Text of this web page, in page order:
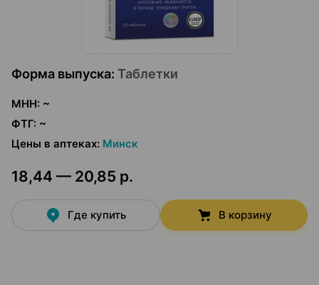
Форма выпуска: Таблетки
МНН: ~
ФТГ: ~
Цены в аптеках: Минск
18,44 — 20,85 р.
Где купить В корзину